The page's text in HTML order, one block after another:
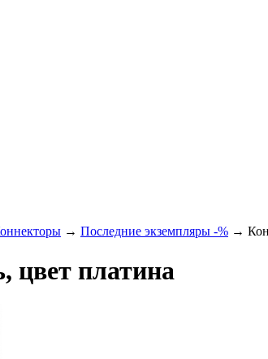
→ Последние экземпляры -% →
цвет платина